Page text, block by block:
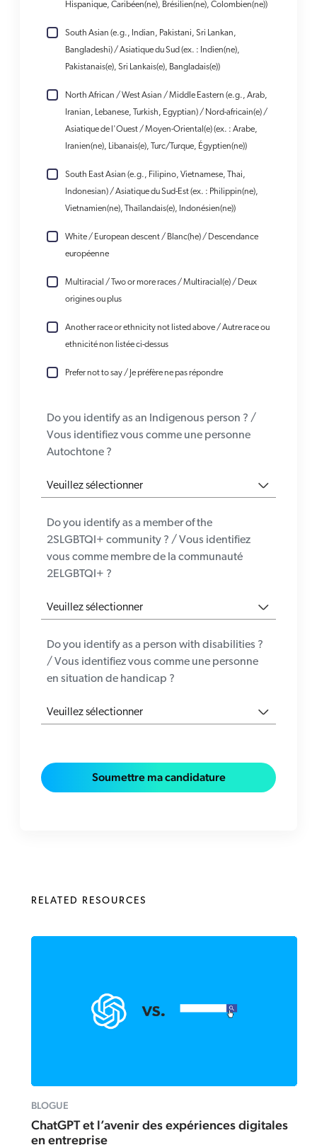
Hispanique, Caribéen(ne), Brésilien(ne), Colombien(ne))
South Asian (e.g., Indian, Pakistani, Sri Lankan,
Bangladeshi) / Asiatique du Sud (ex. : Indien(ne),
Pakistanais(e), Sri Lankais(e), Bangladais(e))
North African / West Asian / Middle Eastern (e.g., Arab,
Iranian, Lebanese, Turkish, Egyptian) / Nord-africain(e) /
Asiatique de l'Ouest / Moyen-Oriental(e) (ex. : Arabe,
Iranien(ne), Libanais(e), Turc/Turque, Égyptien(ne))
South East Asian (e.g., Filipino, Vietnamese, Thai,
Indonesian) / Asiatique du Sud-Est (ex. : Philippin(ne),
Vietnamien(ne), Thaïlandais(e), Indonésien(ne))
White / European descent / Blanc(he) / Descendance
européenne
Multiracial / Two or more races / Multiracial(e) / Deux
origines ou plus
Another race or ethnicity not listed above / Autre race ou
ethnicité non listée ci-dessus
Prefer not to say / Je préfère ne pas répondre
Do you identify as an Indigenous person ? /
Vous identifiez vous comme une personne
Autochtone ?
Do you identify as a member of the
2SLGBTQI+ community ? / Vous identifiez
vous comme membre de la communauté
2ELGBTQI+ ?
Do you identify as a person with disabilities ?
/ Vous identifiez vous comme une personne
en situation de handicap ?
Soumettre ma candidature
RELATED RESOURCES
BLOGUE
ChatGPT et l’avenir des expériences digitales
en entreprise